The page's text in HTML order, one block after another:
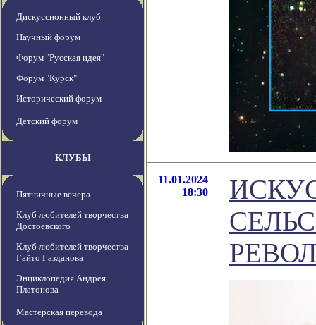
Дискуссионный клуб
Научный форум
Форум "Русская идея"
Форум "Курск"
Исторический форум
Детский форум
КЛУБЫ
Пятничные вечера
Клуб любителей творчества
Достоевского
Клуб любителей творчества
Гайто Газданова
Энциклопедия Андрея
Платонова
Мастерская перевода
11.01.2024
18:30